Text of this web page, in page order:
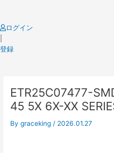
content
ログイン
登録
ETR25C07477-
45 5X 6X-XX
Bygraceking / 2026.01.27
navigation